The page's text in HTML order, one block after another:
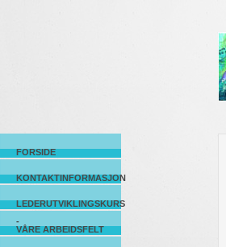
FORSIDE
KONTAKTINFORMASJON
LEDERUTVIKLINGSKURS
-
VÅRE ARBEIDSFELT